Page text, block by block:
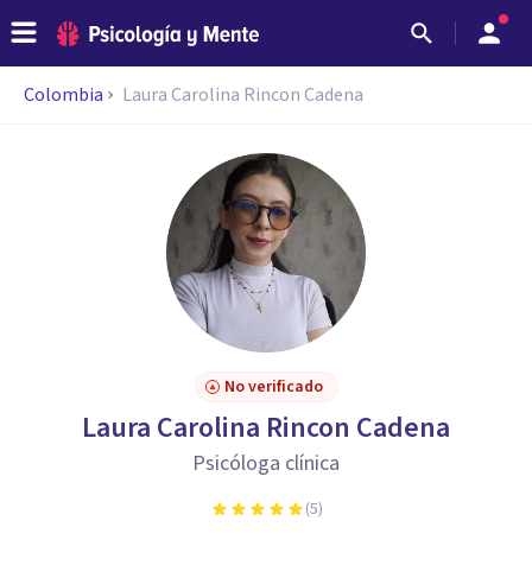
Colombia Laura Carolina Rincon Cadena
No verificado
Laura Carolina Rincon Cadena
Psicóloga clínica
(5)